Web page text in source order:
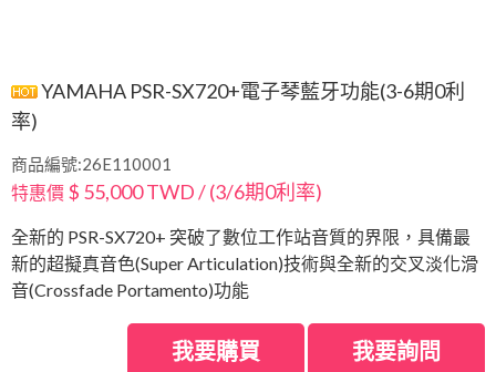
YAMAHA PSR-SX720+電子琴藍牙功能(3-6期0利
率)
商品編號:26E110001
特惠價 $ 55,000 TWD / (3/6期0利率)
全新的 PSR-SX720+ 突破了數位工作站音質的界限，具備最
新的超擬真音色(Super Articulation)技術與全新的交叉淡化滑
音(Crossfade Portamento)功能
我要購買 我要詢問